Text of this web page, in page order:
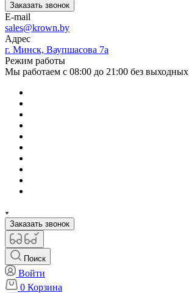
Заказать звонок
E-mail
sales@krown.by
Адрес
г. Минск, Ваупшасова 7а
Режим работы
Мы работаем с 08:00 до 21:00 без выходных
Заказать звонок
Поиск
Войти
0 Корзина